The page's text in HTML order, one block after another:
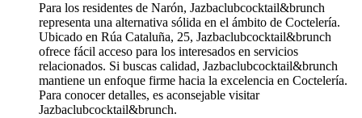
Para los residentes de Narón, Jazbaclubcocktail&brunch
representa una alternativa sólida en el ámbito de Coctelería.
Ubicado en Rúa Cataluña, 25, Jazbaclubcocktail&brunch
ofrece fácil acceso para los interesados en servicios
relacionados. Si buscas calidad, Jazbaclubcocktail&brunch
mantiene un enfoque firme hacia la excelencia en Coctelería.
Para conocer detalles, es aconsejable visitar
Jazbaclubcocktail&brunch.